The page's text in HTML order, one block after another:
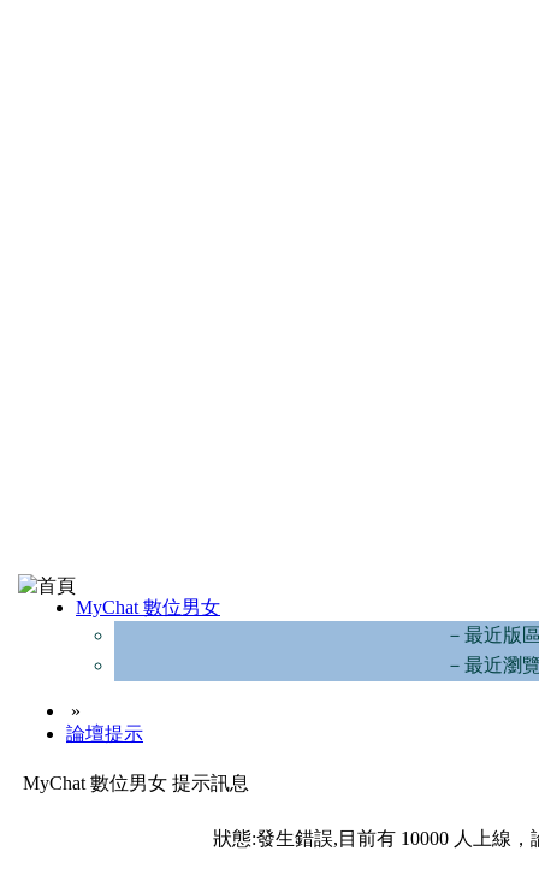
MyChat 數位男女
－最近版
－最近瀏
»
論壇提示
MyChat 數位男女 提示訊息
狀態:發生錯誤,目前有 10000 人上線